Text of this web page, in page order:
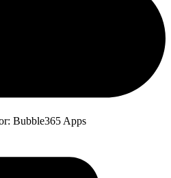
Bubble365 Apps